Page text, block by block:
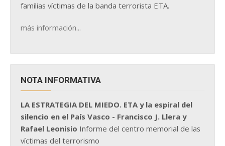
familias víctimas de la banda terrorista ETA.
más información...
NOTA INFORMATIVA
LA ESTRATEGIA DEL MIEDO. ETA y la espiral del
silencio en el País Vasco - Francisco J. Llera y
Rafael Leonisio Informe del centro memorial de las
víctimas del terrorismo